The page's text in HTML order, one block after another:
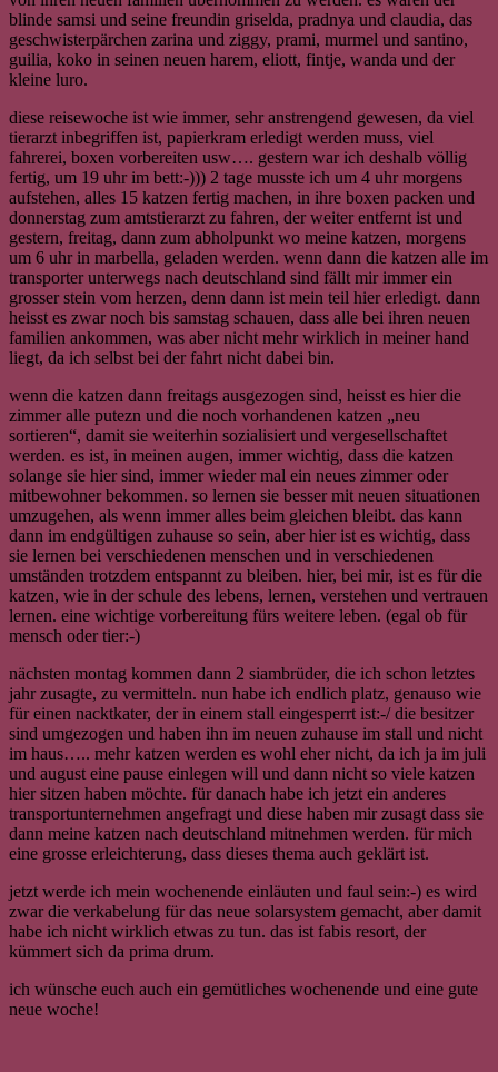
blinde samsi und seine freundin griselda, pradnya und claudia, das
geschwisterpärchen zarina und ziggy, prami, murmel und santino,
guilia, koko in seinen neuen harem, eliott, fintje, wanda und der
kleine luro.
diese reisewoche ist wie immer, sehr anstrengend gewesen, da viel
tierarzt inbegriffen ist, papierkram erledigt werden muss, viel
fahrerei, boxen vorbereiten usw…. gestern war ich deshalb völlig
fertig, um 19 uhr im bett:-))) 2 tage musste ich um 4 uhr morgens
aufstehen, alles 15 katzen fertig machen, in ihre boxen packen und
donnerstag zum amtstierarzt zu fahren, der weiter entfernt ist und
gestern, freitag, dann zum abholpunkt wo meine katzen, morgens
um 6 uhr in marbella, geladen werden. wenn dann die katzen alle im
transporter unterwegs nach deutschland sind fällt mir immer ein
grosser stein vom herzen, denn dann ist mein teil hier erledigt. dann
heisst es zwar noch bis samstag schauen, dass alle bei ihren neuen
familien ankommen, was aber nicht mehr wirklich in meiner hand
liegt, da ich selbst bei der fahrt nicht dabei bin.
wenn die katzen dann freitags ausgezogen sind, heisst es hier die
zimmer alle putezn und die noch vorhandenen katzen „neu
sortieren“, damit sie weiterhin sozialisiert und vergesellschaftet
werden. es ist, in meinen augen, immer wichtig, dass die katzen
solange sie hier sind, immer wieder mal ein neues zimmer oder
mitbewohner bekommen. so lernen sie besser mit neuen situationen
umzugehen, als wenn immer alles beim gleichen bleibt. das kann
dann im endgültigen zuhause so sein, aber hier ist es wichtig, dass
sie lernen bei verschiedenen menschen und in verschiedenen
umständen trotzdem entspannt zu bleiben. hier, bei mir, ist es für die
katzen, wie in der schule des lebens, lernen, verstehen und vertrauen
lernen. eine wichtige vorbereitung fürs weitere leben. (egal ob für
mensch oder tier:-)
nächsten montag kommen dann 2 siambrüder, die ich schon letztes
jahr zusagte, zu vermitteln. nun habe ich endlich platz, genauso wie
für einen nacktkater, der in einem stall eingesperrt ist:-/ die besitzer
sind umgezogen und haben ihn im neuen zuhause im stall und nicht
im haus….. mehr katzen werden es wohl eher nicht, da ich ja im juli
und august eine pause einlegen will und dann nicht so viele katzen
hier sitzen haben möchte. für danach habe ich jetzt ein anderes
transportunternehmen angefragt und diese haben mir zusagt dass sie
dann meine katzen nach deutschland mitnehmen werden. für mich
eine grosse erleichterung, dass dieses thema auch geklärt ist.
jetzt werde ich mein wochenende einläuten und faul sein:-) es wird
zwar die verkabelung für das neue solarsystem gemacht, aber damit
habe ich nicht wirklich etwas zu tun. das ist fabis resort, der
kümmert sich da prima drum.
ich wünsche euch auch ein gemütliches wochenende und eine gute
neue woche!